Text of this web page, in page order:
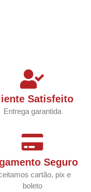
Satisfeito
Entrega garantida
Seguro
cartão, pix e
boleto